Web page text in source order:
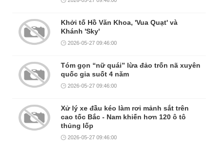
Khởi tố Hồ Văn Khoa, 'Vua Quạt' và
Khánh 'Sky'
2026-05-27 09:46:00
Tóm gọn “nữ quái” lừa đảo trốn nã xuyên
quốc gia suốt 4 năm
2026-05-27 09:46:00
Xử lý xe đầu kéo làm rơi mảnh sắt trên
cao tốc Bắc - Nam khiến hơn 120 ô tô
thủng lốp
2026-05-27 09:46:00